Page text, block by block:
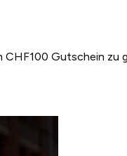
CHF100 Gutschein zu